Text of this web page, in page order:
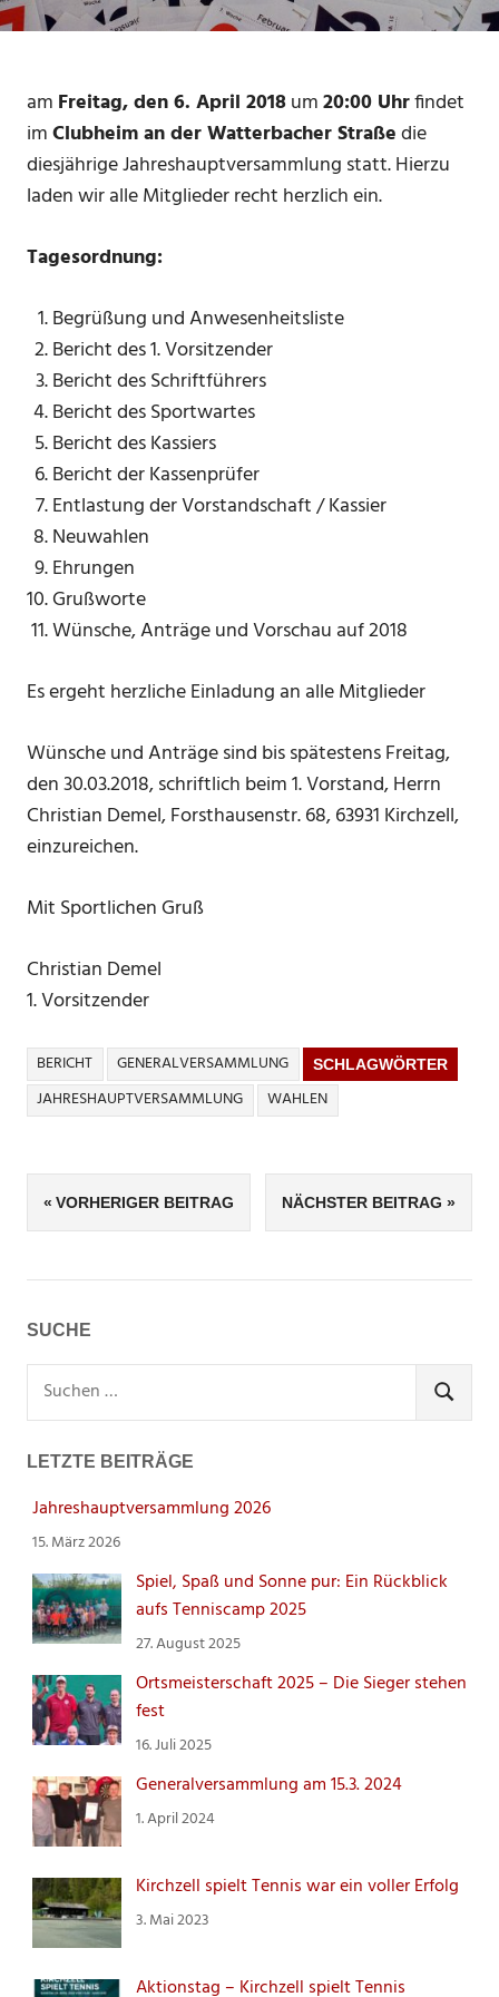
am Freitag, den 6. April 2018um20:00 Uhrfindet
imClubheim an der Watterbacher Straßedie
diesjährige Jahreshauptversammlung statt. Hierzu
laden wir alle Mitglieder recht herzlich ein.
Tagesordnung:
Begrüßung und Anwesenheitsliste
Bericht des 1. Vorsitzender
Bericht des Schriftführers
Bericht des Sportwartes
Bericht des Kassiers
Bericht der Kassenprüfer
Entlastung der Vorstandschaft / Kassier
Neuwahlen
Ehrungen
Grußworte
Wünsche, Anträge und Vorschau auf 2018
Es ergeht herzliche Einladung an alle Mitglieder
Wünsche und Anträge sind bis spätestens Freitag,
den 30.03.2018, schriftlich beim 1. Vorstand, Herrn
Christian Demel, Forsthausenstr. 68, 63931 Kirchzell,
einzureichen.
Mit Sportlichen Gruß
Christian Demel
1. Vorsitzender
SCHLAGWÖRTER
BERICHT
GENERALVERSAMMLUNG
JAHRESHAUPTVERSAMMLUNG
WAHLEN
Beitragsnavigation
VORHERIGER BEITRAG NÄCHSTER BEITRAG
SUCHE
nach:
SUCHEN
LETZTE BEITRÄGE
Jahreshauptversammlung 2026
15. März 2026
Spiel, Spaß und Sonne pur: Ein Rückblick
aufs Tenniscamp 2025
27. August 2025
Ortsmeisterschaft 2025 – Die Sieger stehen
fest
16. Juli 2025
Generalversammlung am 15.3. 2024
1. April 2024
Kirchzell spielt Tennis war ein voller Erfolg
3. Mai 2023
Aktionstag – Kirchzell spielt Tennis